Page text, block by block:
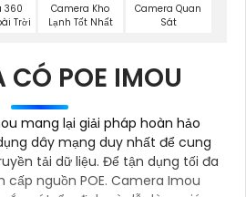
360
Trời
Camera Kho
Lạnh Tốt Nhất
Camera Quan
Sát
CÓ POE IMOU
mang lại giải pháp hoàn hảo
dây mạng duy nhất để cung
tải dữ liệu. Để tận dụng tối đa
cấp nguồn POE. Camera Imou